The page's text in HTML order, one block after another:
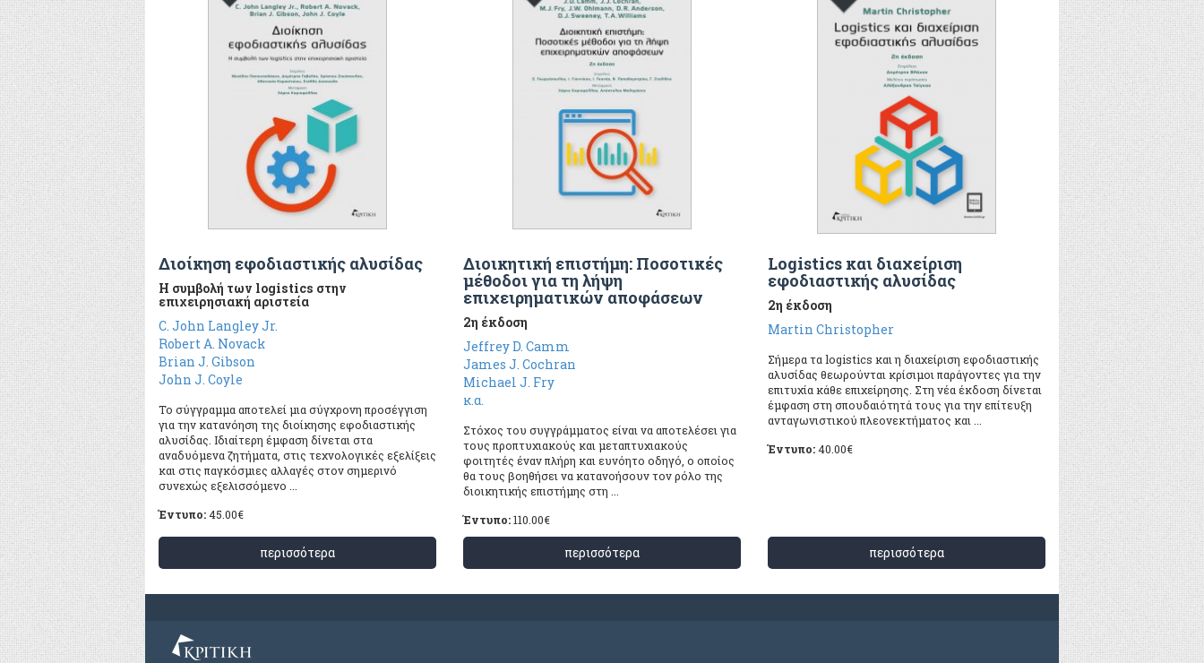
Διοίκηση εφοδιαστικής αλυσίδας
Η συμβολή των logistics στην
επιχειρησιακή αριστεία
C. John Langley Jr.
Robert A. Novack
Brian J. Gibson
John J. Coyle
Το σύγγραμμα αποτελεί μια σύγχρονη προσέγγιση
για την κατανόηση της διοίκησης εφοδιαστικής
αλυσίδας. Ιδιαίτερη έμφαση δίνεται στα
αναδυόμενα ζητήματα, στις τεχνολογικές εξελίξεις
και στις παγκόσμιες αλλαγές στον σημερινό
συνεχώς εξελισσόμενο ...
Έντυπο:45.00€
περισσότερα
Διοικητική επιστήμη: Ποσοτικές
μέθοδοι για τη λήψη
επιχειρηματικών αποφάσεων
2η έκδοση
Jeffrey D. Camm
James J. Cochran
Michael J. Fry
κ.α.
Στόχος του συγγράμματος είναι να αποτελέσει για
τους προπτυχιακούς και μεταπτυχιακούς
φοιτητές έναν πλήρη και ευνόητο οδηγό, ο οποίος
θα τους βοηθήσει να κατανοήσουν τον ρόλο της
διοικητικής επιστήμης στη ...
Έντυπο:110.00€
περισσότερα
Logistics και διαχείριση
εφοδιαστικής αλυσίδας
2η έκδοση
Martin Christopher
Σήμερα τα logistics και η διαχείριση εφοδιαστικής
αλυσίδας θεωρούνται κρίσιμοι παράγοντες για την
επιτυχία κάθε επιχείρησης. Στη νέα έκδοση δίνεται
έμφαση στη σπουδαιότητά τους για την επίτευξη
ανταγωνιστικού πλεονεκτήματος και ...
Έντυπο:40.00€
περισσότερα